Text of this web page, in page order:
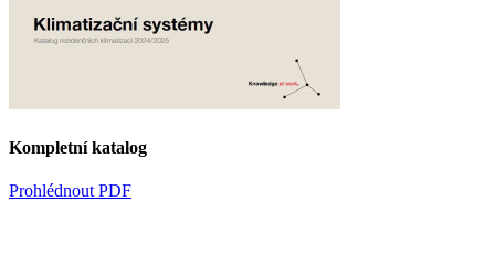
Kompletní katalog
Prohlédnout PDF